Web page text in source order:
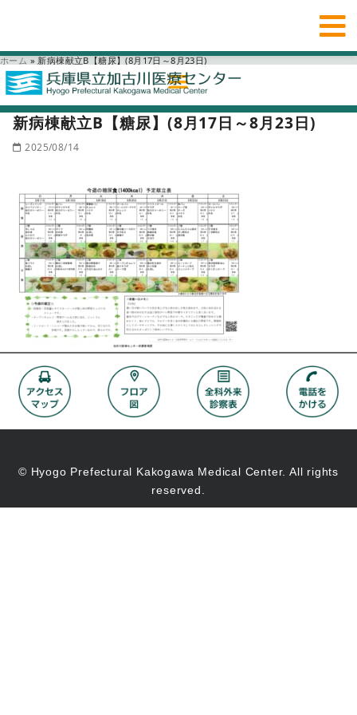
ホーム » 新病棟献立B【糖尿】(8月17日～8月23日)
新病棟献立B【糖尿】(8月17日～8月23日)
2025/08/14
© Hyogo Prefectural Kakogawa Medical Center. All rights
reserved.